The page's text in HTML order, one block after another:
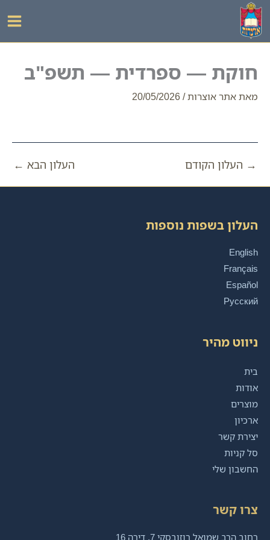
דילוג
לתוכן
חוקת — ספרדית — תשפ"ב
מאתאתר אוצרות/
20/05/2026
→ העלון הקודם העלון הבא ←
העלון בשפות נוספות
English
Français
Español
Русский
ניווט מהיר
בית
אודות
מוצרים
ארכיון
יצירת קשר
סל קניות
החשבון שלי
צרו קשר
רחוב הרב שמואל רוזובסקי 7, דירה 16